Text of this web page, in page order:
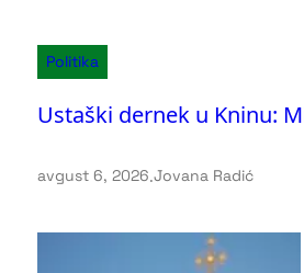
Politika
Ustaški dernek u Kninu:
avgust 6, 2026.Jovana Radić